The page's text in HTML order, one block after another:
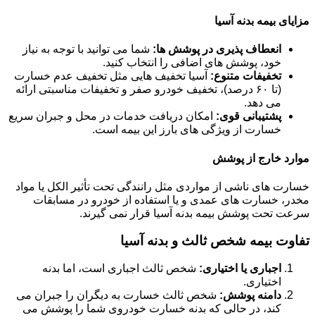
مزایای بیمه بدنه آسیا
انعطاف پذیری در پوشش ها: شما می توانید با توجه به نیاز
خود، پوشش های اضافی را انتخاب کنید.
تخفیفات متنوع: آسیا تخفیف هایی مثل تخفیف عدم خسارت
(تا ۶۰ درصد)، تخفیف خودرو صفر و تخفیفات مناسبتی ارائه
می دهد.
پشتیبانی قوی: امکان دریافت خدمات در محل و جبران سریع
خسارت از ویژگی های بارز این بیمه است.
موارد خارج از پوشش
خسارت های ناشی از مواردی مثل رانندگی تحت تأثیر الکل یا مواد
مخدر، خسارت های عمدی و یا استفاده از خودرو در مسابقات
سرعت تحت پوشش بیمه بدنه آسیا قرار نمی گیرند.
تفاوت بیمه شخص ثالث و بدنه آسیا
اجباری یا اختیاری: شخص ثالث اجباری است، اما بدنه
اختیاری.
دامنه پوشش: شخص ثالث خسارت به دیگران را جبران می
کند، در حالی که بدنه خسارت خودروی شما را پوشش می